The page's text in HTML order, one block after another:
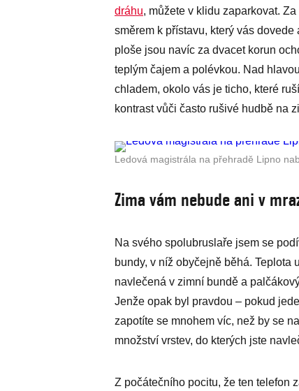
dráhu, můžete v klidu zaparkovat.
směrem k přístavu, který vás
ploše jsou navíc za dvacet korun
teplým čajem a polévkou. Nad
chladem, okolo vás je ticho, které
kontrast vůči často rušivé hudbě na
Ledová magistrála na přehradě Lipno
Zima vám nebude ani v
Na svého spolubruslaře jsem se
bundy, v níž obyčejně běhá.
navlečená v zimní bundě a
Jenže opak byl pravdou – pokud
zapotíte se mnohem víc, než by se
množství vrstev, do kterých jste
Z počátečního pocitu, že ten telefon